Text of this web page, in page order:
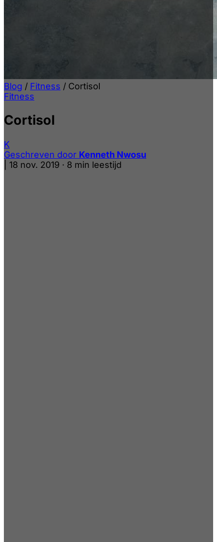
Blog / Fitness / Cortisol
Fitness
Cortisol
K
Geschreven door Kenneth Nwosu
18 nov. 2019 · 8 min leestijd